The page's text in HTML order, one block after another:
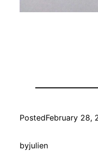
PostedFebruary 28,
byjulien